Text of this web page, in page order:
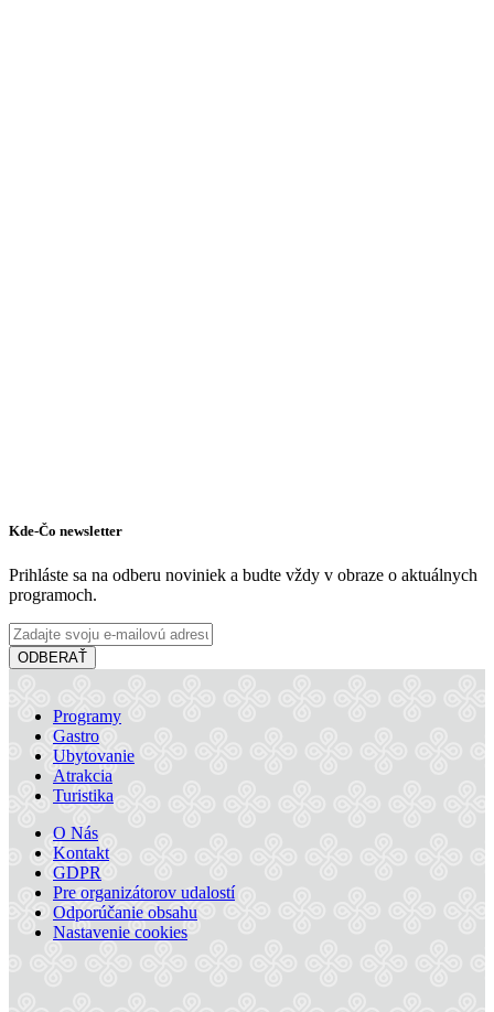
Vodný kolový mlyn a skanzen v Jelke
Kde-Čo newsletter
Prihláste sa na odberu noviniek a budte vždy v obraze o aktuálnych
programoch.
ODBERAŤ
Programy
Gastro
Ubytovanie
Atrakcia
Turistika
O Nás
Kontakt
GDPR
Pre organizátorov udalostí
Odporúčanie obsahu
Nastavenie cookies